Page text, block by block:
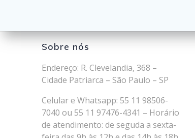
Sobre nós
Endereço: R. Clevelandia, 368 –
Cidade Patriarca – São Paulo – SP
Celular e Whatsapp: 55 11 98506-
7040 ou 55 11 97476-4341 – Horário
de atendimento: de seguda a sexta-